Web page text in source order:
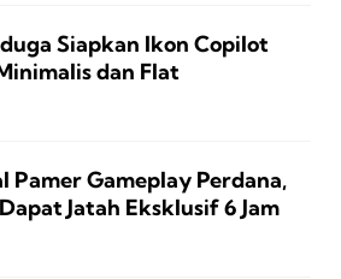
Siapkan Ikon Copilot
dan Flat
Pamer Gameplay Perdana,
Jatah Eksklusif 6 Jam